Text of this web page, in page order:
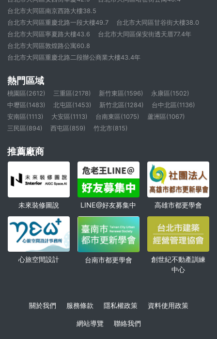
台北市大同區南京西路大樓38.5
台北市大同區重慶北路一段大樓49.7
台北市大同區甘谷街大樓38.0
台北市大同區寧夏路大樓43.6
台北市大同區保安街透天厝77.4年
台北市大同區敦煌路公寓60.8
台北市大同區重慶北路二段辦公商業大樓43.4年
熱門區域
桃園區(2612) 三重區(2178) 新竹東區(1596)
永康區(1502)
中壢區(1483)
北屯區(1453) 新竹北區(1284)
台中北區(1136)
安南區(1113)
大安區(1113) 台南東區(1075)
蘆洲區(1067)
三民區(894)
西屯區(859) 竹北市(815)
推薦廠商
未來裝修圖說 LINE@好友募集中 高雄市都更學會
心旅空間設計 台南市都更學會
創世紀不動產訓練
中心
關於我們 服務條款 隱私權政策 資料使用政策
網站導覽 聯絡我們